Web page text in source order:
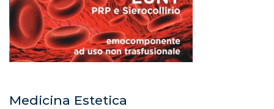
Medicina Estetica